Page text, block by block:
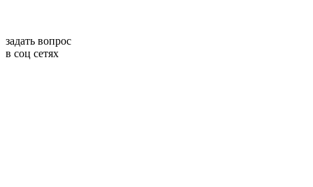
задать вопрос
в соц сетях